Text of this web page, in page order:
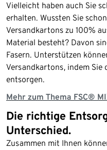
Vielleicht haben auch Sie
erhalten. Wussten Sie
Versandkartons zu 100%
Material besteht? Davon
Fasern. Unterstützen
Versandkartons, indem Sie
entsorgen.
Mehr zum Thema FSC®
Die richtige
Unterschied.
Zusammen mit Ihnen